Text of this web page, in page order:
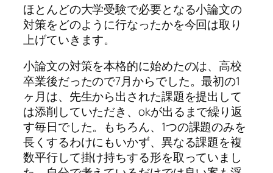
ほとんどの大学受験で必要となる小論文の
対策をどのように行なったかを今回は取り
上げていきます。
小論文の対策を本格的に始めたのは、高校
卒業後だったので7月からでした。最初の1
ヶ月は、先生から出された課題を提出して
は添削していただき、 okが出るまで繰り返
す毎日でした。もちろん、 1つの課題のみを
長くするわけにもいかず、異なる課題を複
数平行して掛け持ちする形を取っていまし